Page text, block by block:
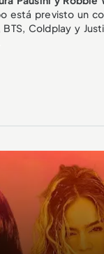
está previsto un
Coldplay y